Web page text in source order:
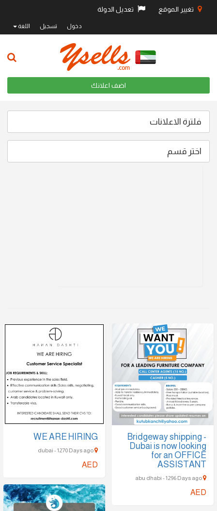
تغيير الموقع تعديل الدولة
دخول تسجيل اللغة
اضف اعلانك
فلترة الاعلانات
اختر قسم
WE ARE HIRING
AED
Bridgeway shipping -
Dubai is now looking
for an OFFICE
ASSISTANT
AED